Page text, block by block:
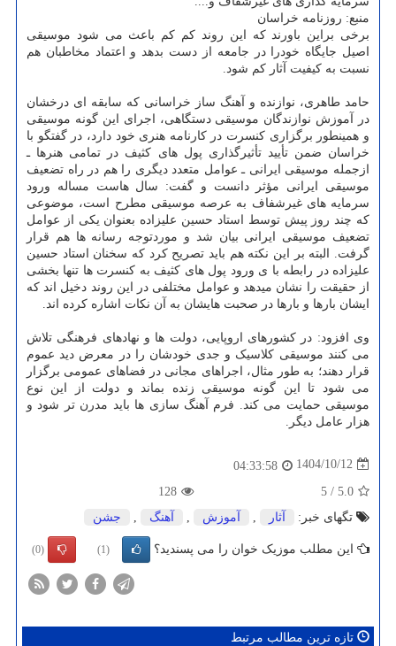
منبع: روزنامه خراسان
برخی براین باورند که این روند کم کم باعث می شود موسیقی
اصیل جایگاه خودرا در جامعه از دست بدهد و اعتماد مخاطبان هم
نسبت به کیفیت آثار کم شود.
حامد طاهری، نوازنده و آهنگ ساز خراسانی که سابقه ای درخشان
در آموزش نوازندگان موسیقی دستگاهی، اجرای این گونه موسیقی
و همینطور برگزاری کنسرت در کارنامه هنری خود دارد، در گفتگو با
خراسان ضمن تأیید تأثیرگذاری پول های کثیف در تمامی هنرها ـ
ازجمله موسیقی ایرانی ـ عوامل متعدد دیگری را هم در راه تضعیف
موسیقی ایرانی مؤثر دانست و گفت: سال هاست مساله ورود
سرمایه های غیرشفاف به عرصه موسیقی مطرح است، موضوعی
که چند روز پیش توسط استاد حسین علیزاده بعنوان یکی از عوامل
تضعیف موسیقی ایرانی بیان شد و موردتوجه رسانه ها هم قرار
گرفت. البته بر این نکته هم باید تصریح کرد که سخنان استاد حسین
علیزاده در رابطه با ی ورود پول های کثیف به کنسرت ها تنها بخشی
از حقیقت را نشان میدهد و عوامل مختلفی در این روند دخیل اند که
ایشان بارها و بارها در صحبت هایشان به آن نکات اشاره کرده اند.
وی افزود: در کشورهای اروپایی، دولت ها و نهادهای فرهنگی تلاش
می کنند موسیقی کلاسیک و جدی خودشان را در معرض دید عموم
قرار دهند؛ به طور مثال، اجراهای مجانی در فضاهای عمومی برگزار
می شود تا این گونه موسیقی زنده بماند و دولت از این نوع
موسیقی حمایت می کند. فرم آهنگ سازی ها باید مدرن تر شود و
هزار عامل دیگر.
1404/10/12
04:33:58
5.0
/
5
128
تگهای خبر:
آثار آموزش آهنگ جشن
این مطلب موزیک خوان را می پسندید؟ (1)
(0)
تازه ترین مطالب مرتبط